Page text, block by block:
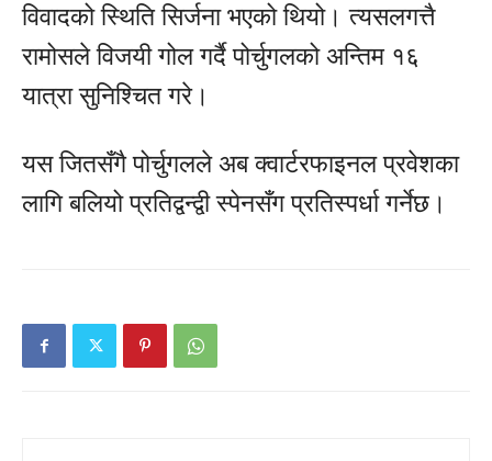
विवादको स्थिति सिर्जना भएको थियो। त्यसलगत्तै
रामोसले विजयी गोल गर्दै पोर्चुगलको अन्तिम १६
यात्रा सुनिश्चित गरे।
यस जितसँगै पोर्चुगलले अब क्वार्टरफाइनल प्रवेशका
लागि बलियो प्रतिद्वन्द्वी स्पेनसँग प्रतिस्पर्धा गर्नेछ।